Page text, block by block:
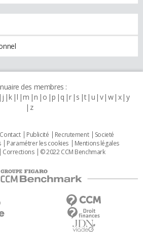
des membres :
j k l m n o p q r s t u v w x y
z
Contact Publicité Recrutement
Societé
Paramétrer les cookies
Mentions légales
Corrections © 2022 CCM Benchmark